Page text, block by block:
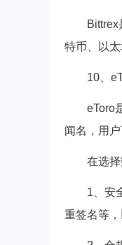
特币、以太
10、
eToro
闻名，用
在选
1、安
重签名等，